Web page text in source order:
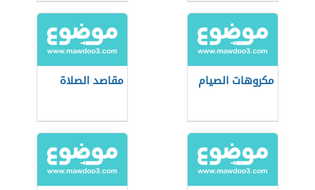
مكروهات الصيام مقاصد الصلاة